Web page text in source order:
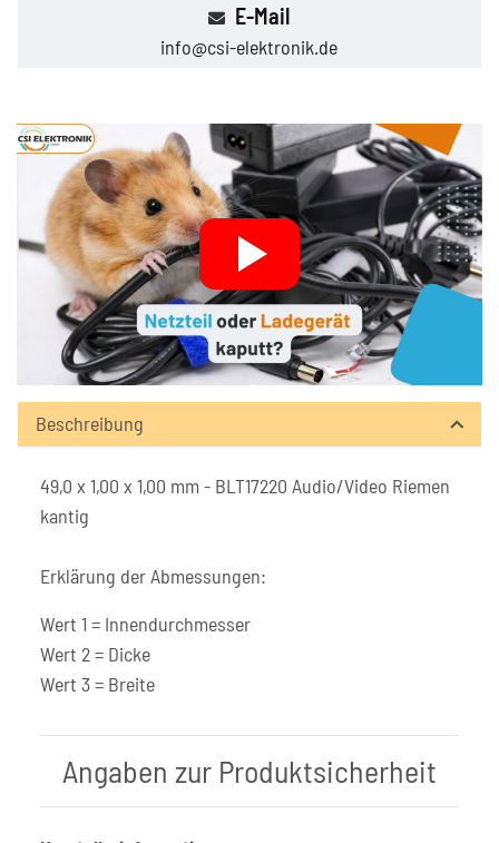
E-Mail
info@csi-elektronik.de
Beschreibung
49,0 x 1,00 x 1,00 mm - BLT17220 Audio/Video Riemen
kantig
Erklärung der Abmessungen:
Wert 1 = Innendurchmesser
Wert 2 = Dicke
Wert 3 = Breite
Angaben zur Produktsicherheit